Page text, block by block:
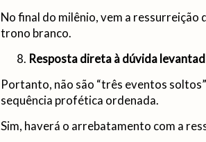
No final do milênio, vem a ressurreição
trono branco.
Resposta direta à dúvida
Portanto, não são “três eventos
sequência profética ordenada.
Sim, haverá o arrebatamento com a